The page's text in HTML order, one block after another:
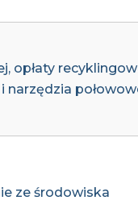
opłaty
narzędzia
ze środowiska